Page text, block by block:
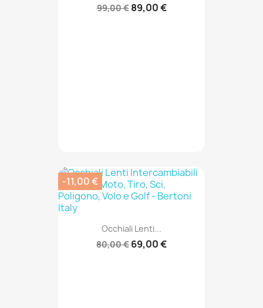
99,00 € 89,00 €
Occhiali Lenti...
80,00 € 69,00 €
-11,00 €